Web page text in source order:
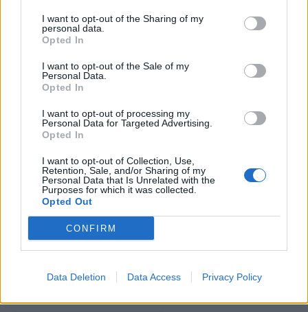
I want to opt-out of the Sharing of my
personal data.
Opted In
I want to opt-out of the Sale of my
Personal Data.
Opted In
I want to opt-out of processing my
Personal Data for Targeted Advertising.
Opted In
I want to opt-out of Collection, Use,
Retention, Sale, and/or Sharing of my
Personal Data that Is Unrelated with the
Purposes for which it was collected.
Opted Out
CONFIRM
Data Deletion Data Access Privacy Policy
incubadora do Politécnico
da Guarda
de dinheiro em ATM
ARTIGOS RELACIONADOS
Deputados do PSD saúdam Banda
Sinfónica da ARMAB pelo 1º lugar no
certame internacional de Valência